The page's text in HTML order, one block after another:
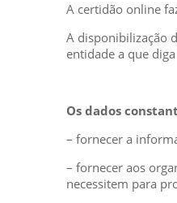
A certidão online
A disponibilização
entidade a que
Os dados
– fornecer a
– fornecer aos
necessitem para